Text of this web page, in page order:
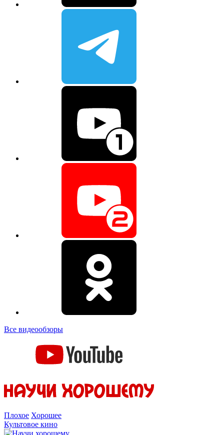
Все видеообзоры
Плохое Хорошее
Культовое кино